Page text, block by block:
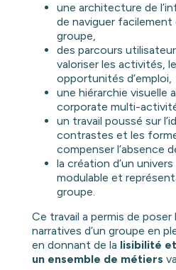
une architecture de
de naviguer
groupe,
des parcours
valoriser les activités,
opportunités d’emploi,
une hiérarchie visuelle
corporate multi-
un travail poussé sur
contrastes et les
compenser l’absence
la création d’un
modulable et
groupe.
Ce travail a permis de
narratives d’un groupe en
en donnant de la lisibilité
un ensemble de métiers